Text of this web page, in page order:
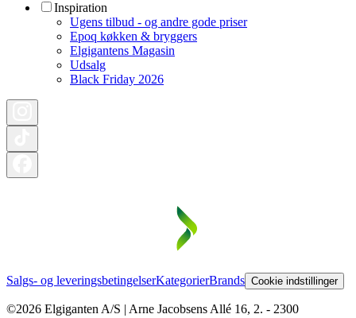
Inspiration
Ugens tilbud - og andre gode priser
Epoq køkken & bryggers
Elgigantens Magasin
Udsalg
Black Friday 2026
Salgs- og leveringsbetingelserKategorierBrands Cookie indstillinger
©2026 Elgiganten A/S | Arne Jacobsens Allé 16, 2. - 2300